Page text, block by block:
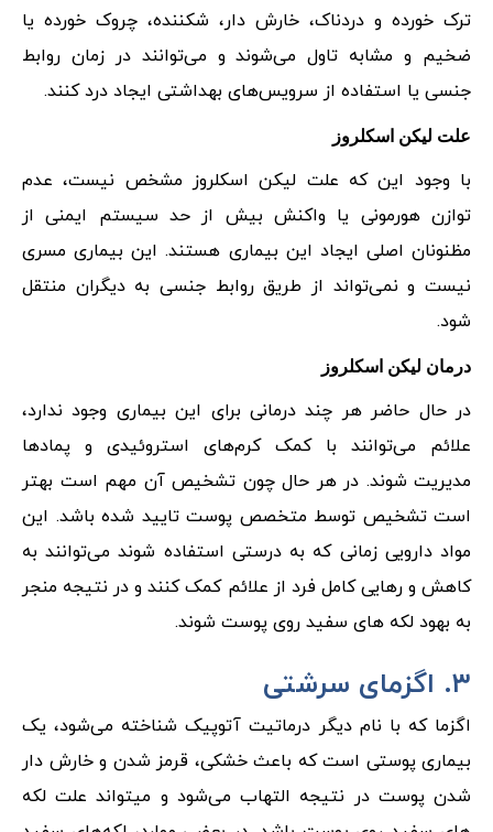
ترک خورده و دردناک، خارش دار، شکننده، چروک خورده یا
ضخیم و مشابه تاول می‌شوند و می‌توانند در زمان روابط
جنسی یا استفاده از سرویس‌های بهداشتی ایجاد درد کنند.
علت لیکن اسکلروز
با وجود این که علت لیکن اسکلروز مشخص نیست، عدم
توازن هورمونی یا واکنش بیش از حد سیستم ایمنی از
مظنونان اصلی ایجاد این بیماری هستند. این بیماری مسری
نیست و نمی‌تواند از طریق روابط جنسی به دیگران منتقل
شود.
درمان لیکن اسکلروز
در حال حاضر هر چند درمانی برای این بیماری وجود ندارد،
علائم می‌توانند با کمک کرم‌های استروئیدی و پمادها
مدیریت شوند. در هر حال چون تشخیص آن مهم است بهتر
است تشخیص توسط متخصص پوست تایید شده باشد. این
مواد دارویی زمانی که به درستی استفاده شوند می‌توانند به
کاهش و رهایی کامل فرد از علائم کمک کنند و در نتیجه منجر
به بهود لکه های سفید روی پوست شوند.
۳. اگزمای سرشتی
اگزما که با نام دیگر درماتیت آتوپیک شناخته می‌شود، یک
بیماری پوستی است که باعث خشکی، قرمز شدن و خارش دار
شدن پوست در نتیجه التهاب می‌شود و میتواند علت لکه